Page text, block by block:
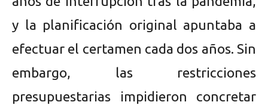
y la planificación original apuntaba a
efectuar el certamen cada dos años. Sin
embargo, las restricciones
presupuestarias impidieron concretar